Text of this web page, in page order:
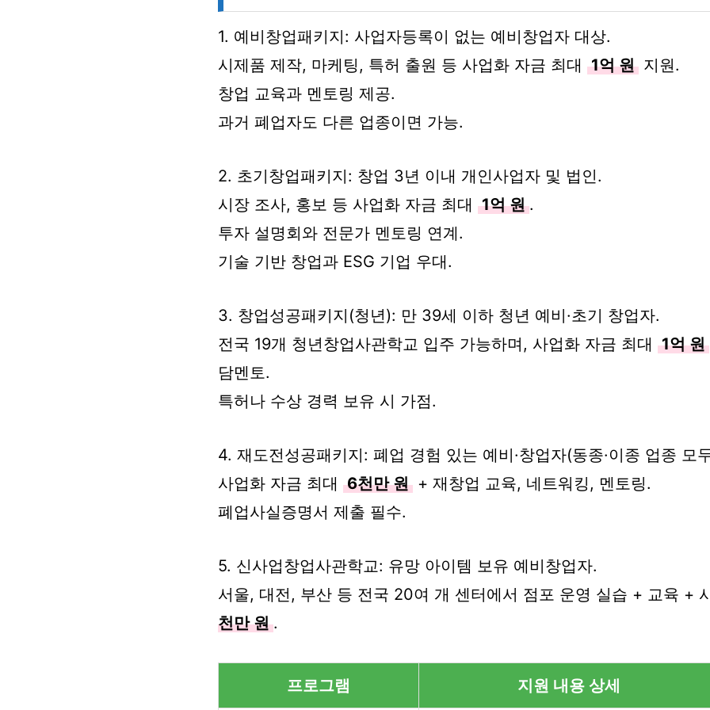
1. 예비창업패키지: 사업자등록이 없는 예비창업자 대상.
시제품 제작, 마케팅, 특허 출원 등 사업화 자금 최대 1억 원 지원.
창업 교육과 멘토링 제공.
과거 폐업자도 다른 업종이면 가능.
2. 초기창업패키지: 창업 3년 이내 개인사업자 및 법인.
시장 조사, 홍보 등 사업화 자금 최대 1억 원 .
투자 설명회와 전문가 멘토링 연계.
기술 기반 창업과 ESG 기업 우대.
3. 창업성공패키지(청년): 만 39세 이하 청년 예비·초기 창업자.
전국 19개 청년창업사관학교 입주 가능하며, 사업화 자금 최대 1억 원
담멘토.
특허나 수상 경력 보유 시 가점.
4. 재도전성공패키지: 폐업 경험 있는 예비·창업자(동종·이종 업종 모
사업화 자금 최대 6천만 원 + 재창업 교육, 네트워킹, 멘토링.
폐업사실증명서 제출 필수.
5. 신사업창업사관학교: 유망 아이템 보유 예비창업자.
서울, 대전, 부산 등 전국 20여 개 센터에서 점포 운영 실습 + 교육 +
천만 원 .
프로그램 지원 내용 상세